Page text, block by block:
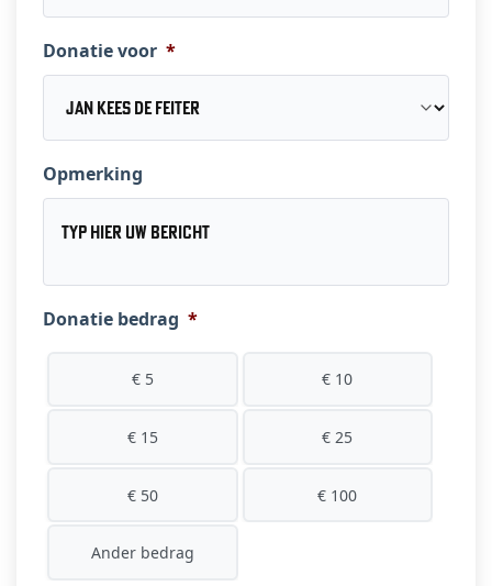
Donatie voor *
Opmerking
Donatie bedrag *
€ 5 € 10
€ 15 € 25
€ 50 € 100
Ander bedrag